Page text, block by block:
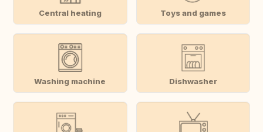
Central heating Toys and games
Washing machine Dishwasher